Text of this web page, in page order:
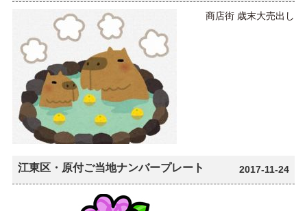
商店街 歳末大売出し
江東区・原付ご当地ナンバープレート 2017-11-24